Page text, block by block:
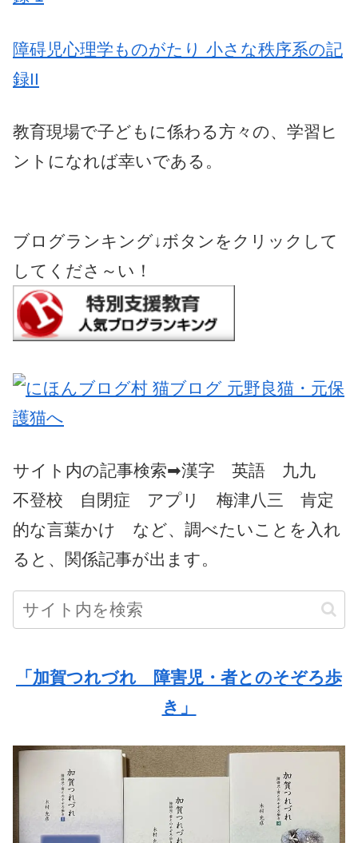
障碍児心理学ものがたり 小さな秩序系の記
録II
教育現場で子どもに係わる方々の、学習ヒ
ントになれば幸いである。
ブログランキング↓ボタンをクリックして
してくださ～い！
サイト内の記事検索➡漢字 英語 九九
不登校 自閉症 アプリ 梅津八三 肯定
的な言葉かけ など、調べたいことを入れ
ると、関係記事が出ます。
「加賀つれづれ 障害児・者とのそぞろ歩
き」